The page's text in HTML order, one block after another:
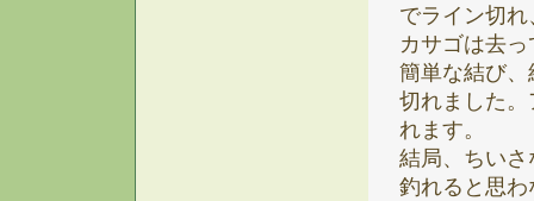
でライン切れ
カサゴは去
簡単な結び
切れました
れます。
結局、ちい
釣れると思